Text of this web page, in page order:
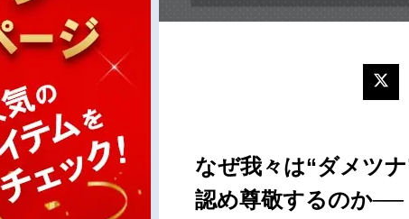
なぜ我々は“ダメツ
認め尊敬するのか──